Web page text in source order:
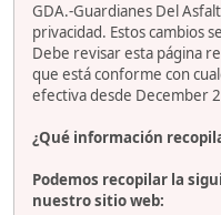
GDA.-Guardianes Del
privacidad. Estos cambios
Debe revisar esta página
que está conforme con
efectiva desde December
¿Qué información
Podemos recopilar la
nuestro sitio web: